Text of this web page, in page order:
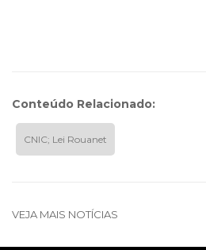
Conteúdo Relacionado:
CNIC; Lei Rouanet
VEJA MAIS NOTÍCIAS